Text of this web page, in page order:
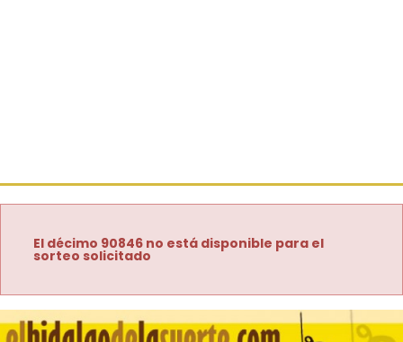
El décimo 90846 no está disponible para el
sorteo solicitado